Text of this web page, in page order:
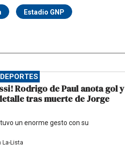
Estadio GNP
DEPORTES
Rodrigo de Paul anota gol y
tras muerte de Jorge
un enorme gesto con su
La-Lista